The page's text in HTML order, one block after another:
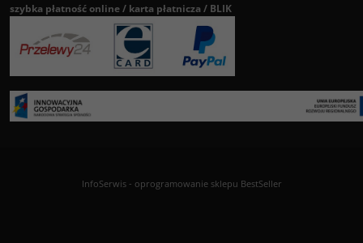
szybka płatność online / karta płatnicza / BLIK
InfoSerwis- oprogramowanie sklepu BestSeller